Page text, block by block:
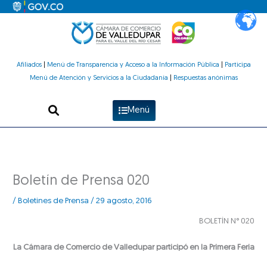
Afiliados| Menú de Transparencia y Acceso a la Información Pública
Participa
Menú de Atención y Servicios a la Ciudadanía
Respuestas anónimas
Menú
Boletín de Prensa 020
/ Boletines de Prensa /29 agosto, 2016
BOLETÍN N° 020
La Cámara de Comercio de Valledupar participó en la Primera Feria